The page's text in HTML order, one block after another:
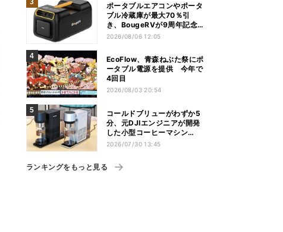
ポータブルエアコンやポータ
ブル冷蔵庫が最大70％引
き、BougeRVが9周年記念
セール
2026/08/06 12:05
EcoFlow、青森ねぶた祭にポ
ータブル電源を提供 今年で
4回目
2026/08/03 20:54
コールドブリューがわずか5
分、元DJIエンジニアが開発
した小型コーヒーマシン
「Brezi」
2026/07/30 13:45
ランキングをもっと見る